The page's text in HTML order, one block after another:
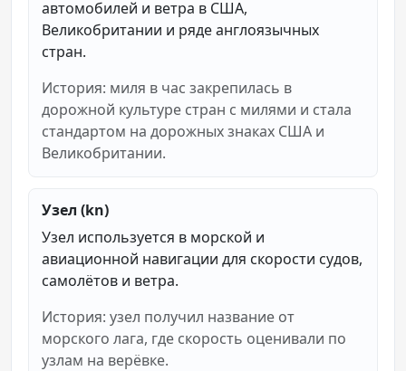
автомобилей и ветра в США,
Великобритании и ряде англоязычных
стран.
История: миля в час закрепилась в
дорожной культуре стран с милями и стала
стандартом на дорожных знаках США и
Великобритании.
Узел (kn)
Узел используется в морской и
авиационной навигации для скорости судов,
самолётов и ветра.
История: узел получил название от
морского лага, где скорость оценивали по
узлам на верёвке.